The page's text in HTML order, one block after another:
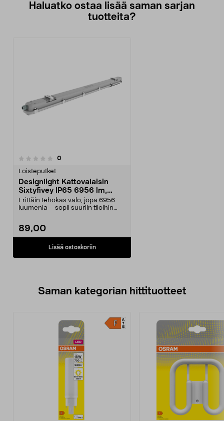
Haluatko ostaa lisää saman sarjan
tuotteita?
0arvostelut
Loisteputket
Designlight Kattovalaisin
Sixtyfivey IP65 6956 lm,
1500 mm
Erittäin tehokas valo, jopa 6956
luumenia – sopii suuriin tiloihin
89,00
Lisää ostoskoriin
Saman kategorian hittituotteet